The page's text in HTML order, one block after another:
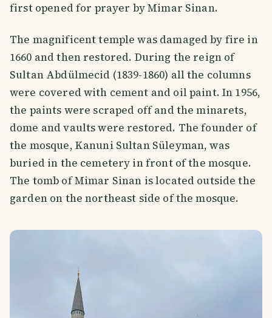
first opened for prayer by Mimar Sinan.
The magnificent temple was damaged by fire in
1660 and then restored. During the reign of
Sultan Abdülmecid (1839-1860) all the columns
were covered with cement and oil paint. In 1956,
the paints were scraped off and the minarets,
dome and vaults were restored. The founder of
the mosque, Kanuni Sultan Süleyman, was
buried in the cemetery in front of the mosque.
The tomb of Mimar Sinan is located outside the
garden on the northeast side of the mosque.